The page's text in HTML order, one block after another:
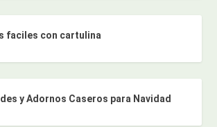
faciles con cartulina
y Adornos Caseros para Navidad